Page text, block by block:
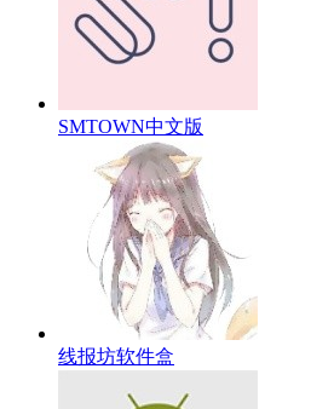
SMTOWN中文版
线报坊软件盒